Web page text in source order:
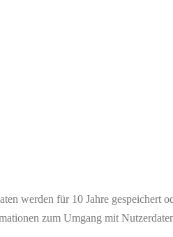
werden für 10 Jahre gespeichert
zum Umgang mit